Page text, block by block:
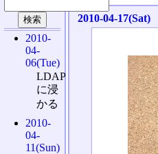
2010-04-17(Sat)
2010-
04-
06(Tue)
LDAP
に浸
かる
2010-
04-
11(Sun)